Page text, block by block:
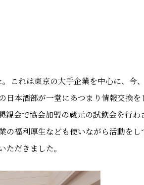
これは東京の大手企業を中心に、今
日本酒部が一堂にあつまり情報交換を
親会で協会加盟の蔵元の試飲会を行わ
の福利厚生なども使いながら活動を
だきました。